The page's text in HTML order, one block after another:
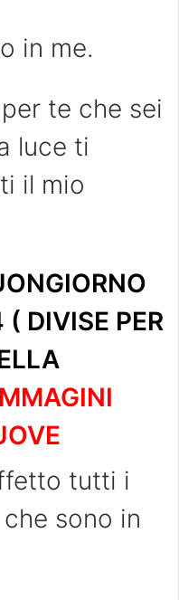
in me.
te che sei
luce ti
il mio
DIVISE PER
tutti i
sono in